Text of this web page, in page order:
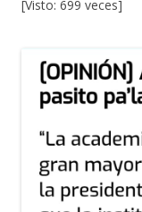
[Visto: 699 veces]